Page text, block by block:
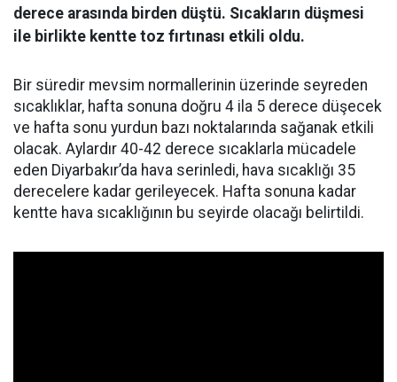
derece arasında birden düştü. Sıcakların düşmesi
ile birlikte kentte toz fırtınası etkili oldu.
Bir süredir mevsim normallerinin üzerinde seyreden
sıcaklıklar, hafta sonuna doğru 4 ila 5 derece düşecek
ve hafta sonu yurdun bazı noktalarında sağanak etkili
olacak. Aylardır 40-42 derece sıcaklarla mücadele
eden Diyarbakır’da hava serinledi, hava sıcaklığı 35
derecelere kadar gerileyecek. Hafta sonuna kadar
kentte hava sıcaklığının bu seyirde olacağı belirtildi.